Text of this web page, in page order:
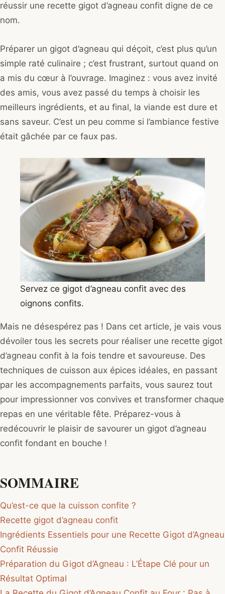
réussir une recette gigot d’agneau confit digne de ce
nom.
Préparer un gigot d’agneau qui déçoit, c’est plus qu’un
simple raté culinaire ; c’est frustrant, surtout quand on
a mis du cœur à l’ouvrage. Imaginez : vous avez invité
des amis, vous avez passé du temps à choisir les
meilleurs ingrédients, et au final, la viande est dure et
sans saveur. C’est un peu comme si l’ambiance festive
était gâchée par ce faux pas.
Servez ce gigot d’agneau confit avec des
oignons confits.
Mais ne désespérez pas ! Dans cet article, je vais vous
dévoiler tous les secrets pour réaliser une recette gigot
d’agneau confit à la fois tendre et savoureuse. Des
techniques de cuisson aux épices idéales, en passant
par les accompagnements parfaits, vous saurez tout
pour impressionner vos convives et transformer chaque
repas en une véritable fête. Préparez-vous à
redécouvrir le plaisir de savourer un gigot d’agneau
confit fondant en bouche !
SOMMAIRE
Qu’est-ce que la cuisson confite ?
Recette gigot d’agneau confit
Ingrédients Essentiels pour une Recette Gigot d’Agneau
Confit Réussie
Préparation du Gigot d’Agneau : L’Étape Clé pour un
Résultat Optimal